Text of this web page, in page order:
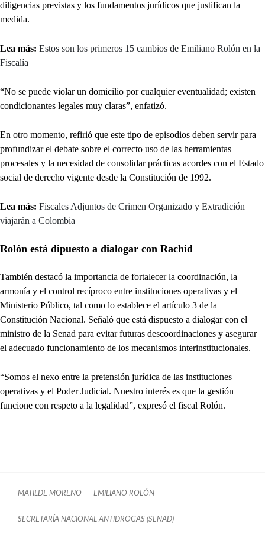
diligencias previstas y los fundamentos jurídicos que justifican la
medida.
Lea más: Estos son los primeros 15 cambios de Emiliano Rolón en la
Fiscalía
“No se puede violar un domicilio por cualquier eventualidad; existen
condicionantes legales muy claras”, enfatizó.
En otro momento, refirió que este tipo de episodios deben servir para
profundizar el debate sobre el correcto uso de las herramientas
procesales y la necesidad de consolidar prácticas acordes con el Estado
social de derecho vigente desde la Constitución de 1992.
Lea más: Fiscales Adjuntos de Crimen Organizado y Extradición
viajarán a Colombia
Rolón está dipuesto a dialogar con Rachid
También destacó la importancia de fortalecer la coordinación, la
armonía y el control recíproco entre instituciones operativas y el
Ministerio Público, tal como lo establece el artículo 3 de la
Constitución Nacional. Señaló que está dispuesto a dialogar con el
ministro de la Senad para evitar futuras descoordinaciones y asegurar
el adecuado funcionamiento de los mecanismos interinstitucionales.
“Somos el nexo entre la pretensión jurídica de las instituciones
operativas y el Poder Judicial. Nuestro interés es que la gestión
funcione con respeto a la legalidad”, expresó el fiscal Rolón.
MATILDE MORENO EMILIANO ROLÓN
SECRETARÍA NACIONAL ANTIDROGAS (SENAD)